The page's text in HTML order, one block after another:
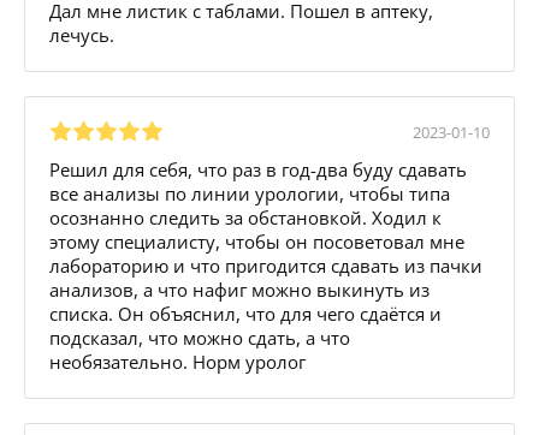
Дал мне листик с таблами. Пошел в аптеку,
лечусь.
2023-01-10
Решил для себя, что раз в год-два буду сдавать
все анализы по линии урологии, чтобы типа
осознанно следить за обстановкой. Ходил к
этому специалисту, чтобы он посоветовал мне
лабораторию и что пригодится сдавать из пачки
анализов, а что нафиг можно выкинуть из
списка. Он объяснил, что для чего сдаётся и
подсказал, что можно сдать, а что
необязательно. Норм уролог